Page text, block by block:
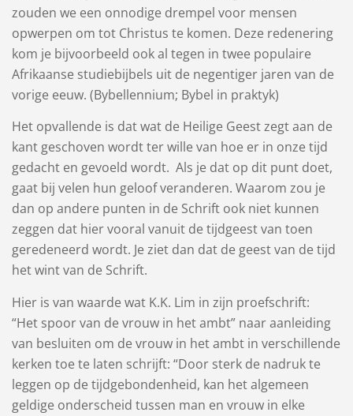
zouden we een onnodige drempel voor mensen
opwerpen om tot Christus te komen. Deze redenering
kom je bijvoorbeeld ook al tegen in twee populaire
Afrikaanse studiebijbels uit de negentiger jaren van de
vorige eeuw. (Bybellennium; Bybel in praktyk)
Het opvallende is dat wat de Heilige Geest zegt aan de
kant geschoven wordt ter wille van hoe er in onze tijd
gedacht en gevoeld wordt. Als je dat op dit punt doet,
gaat bij velen hun geloof veranderen. Waarom zou je
dan op andere punten in de Schrift ook niet kunnen
zeggen dat hier vooral vanuit de tijdgeest van toen
geredeneerd wordt. Je ziet dan dat de geest van de tijd
het wint van de Schrift.
Hier is van waarde wat K.K. Lim in zijn proefschrift:
“Het spoor van de vrouw in het ambt” naar aanleiding
van besluiten om de vrouw in het ambt in verschillende
kerken toe te laten schrijft: “Door sterk de nadruk te
leggen op de tijdgebondenheid, kan het algemeen
geldige onderscheid tussen man en vrouw in elke